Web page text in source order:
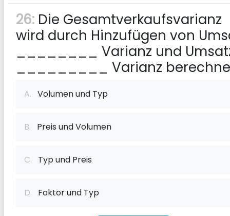
26: Die Gesamtverkaufsvarianz
wird durch Hinzufügen von
________ Varianz und
_________ Varianz
A. Volumen und Typ
B. Preis und Volumen
C. Typ und Preis
D. Faktor und Typ